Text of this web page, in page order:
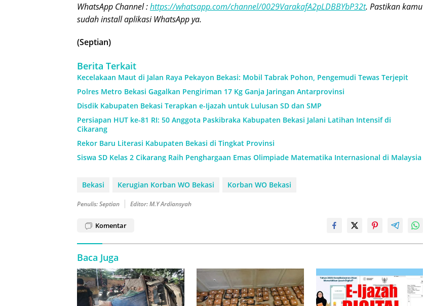
WhatsApp Channel :https://whatsapp.com/channel/0029VarakafA2pLDBBYbP32t. Pastikan kamu
sudah install aplikasi WhatsApp ya.
(Septian)
Berita Terkait
Kecelakaan Maut di Jalan Raya Pekayon Bekasi: Mobil Tabrak Pohon, Pengemudi Tewas Terjepit
Polres Metro Bekasi Gagalkan Pengiriman 17 Kg Ganja Jaringan Antarprovinsi
Disdik Kabupaten Bekasi Terapkan e-Ijazah untuk Lulusan SD dan SMP
Persiapan HUT ke-81 RI: 50 Anggota Paskibraka Kabupaten Bekasi Jalani Latihan Intensif di
Cikarang
Rekor Baru Literasi Kabupaten Bekasi di Tingkat Provinsi
Siswa SD Kelas 2 Cikarang Raih Penghargaan Emas Olimpiade Matematika Internasional di Malaysia
Bekasi Kerugian Korban WO Bekasi Korban WO Bekasi
Penulis: Septian Editor: M.Y Ardiansyah
Komentar
Baca Juga